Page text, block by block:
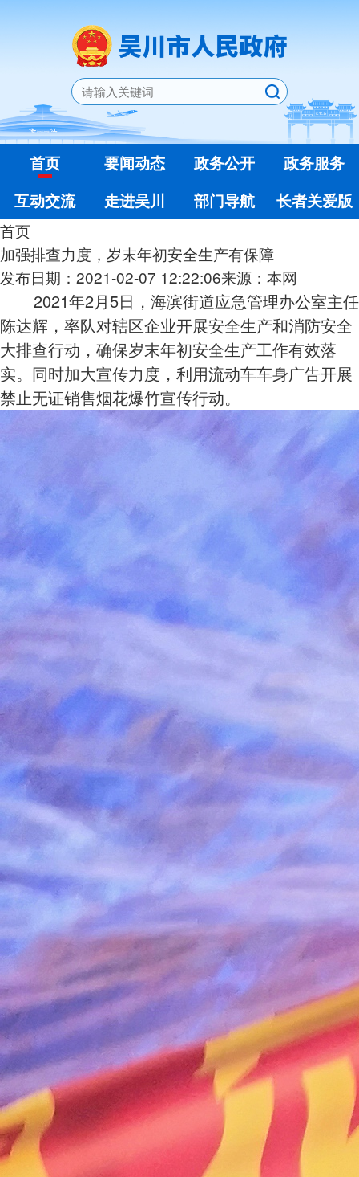
首页 要闻动态 政务公开
政务服务
互动交流
走进吴川 部门导航
长者关爱版
首页
加强排查力度，岁末年初安全生产有保障
发布日期：2021-02-07 12:22:06来源：本网
2021年2月5日，海滨街道应急管理办公室主任
陈达辉，率队对辖区企业开展安全生产和消防安全
大排查行动，确保岁末年初安全生产工作有效落
实。同时加大宣传力度，利用流动车车身广告开展
禁止无证销售烟花爆竹宣传行动。